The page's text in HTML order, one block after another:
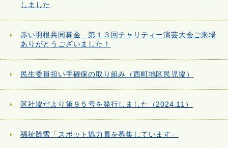
しました
赤い羽根共同募金 第１３回チャリティー演芸大会ご来場
ありがとうございました！
民生委員担い手確保の取り組み（西町地区民児協）
区社協だより第９５号を発行しました（2024.11）
福祉除雪「スポット協力員を募集しています」